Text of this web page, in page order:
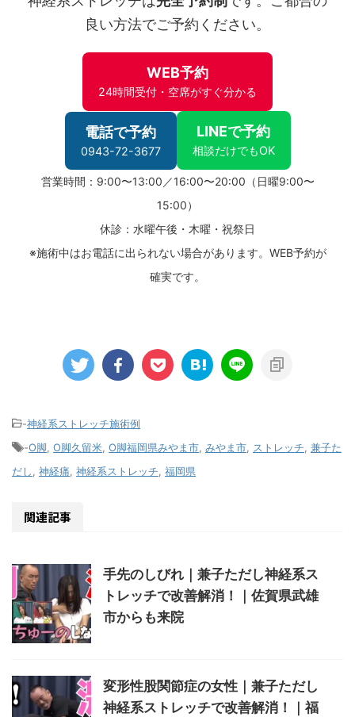
良い方法でご予約ください。
WEB予約
24時間受付・空席がすぐ分かる
電話で予約
0943-72-3677
LINEで予約
相談だけでもOK
営業時間：9:00〜13:00／16:00〜20:00（日曜9:00〜
15:00）
休診：水曜午後・木曜・祝祭日
※施術中はお電話に出られない場合があります。WEB予約が
確実です。
-神経系ストレッチ施術例
-O脚, O脚久留米, O脚福岡県みやま市, みやま市, ストレッチ, 兼子た
だし, 神経痛, 神経系ストレッチ, 福岡県
関連記事
手先のしびれ｜兼子ただし神経系ス
トレッチで改善解消！｜佐賀県武雄
市からも来院
変形性股関節症の女性｜兼子ただし
神経系ストレッチで改善解消！｜福